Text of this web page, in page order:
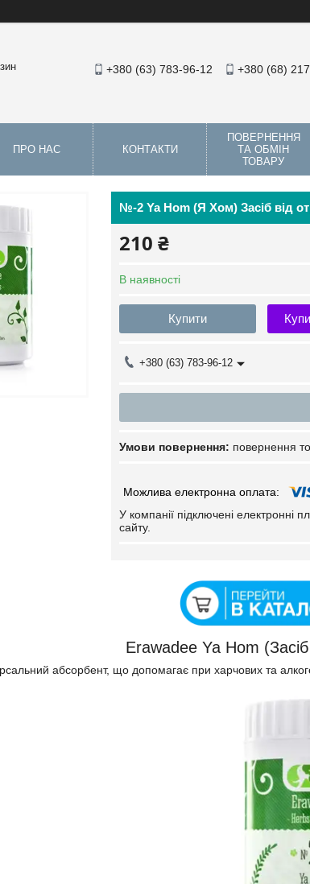
+380 (63) 783-96-12 +380 (68)
ПРО НАС КОНТАКТИ
ПОВЕРНЕННЯ
ТА ОБМІН
ТОВАРУ
№-2 Ya Hom (Я Хом) Засіб від
210 ₴
В наявності
Купити
+380 (63) 783-96-12
повернення
У компанії підключені електронні
сайту.
Erawadee Ya Hom
абсорбент, що допомагає при харчових та